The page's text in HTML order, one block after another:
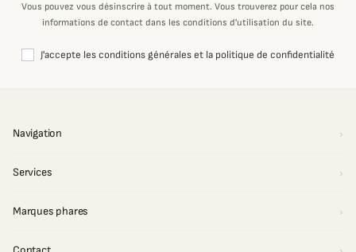
Vous pouvez vous désinscrire à tout moment. Vous trouverez pour cela nos
informations de contact dans les conditions d'utilisation du site.
J'accepte les conditions générales et la politique de confidentialité
Navigation
Services
Marques phares